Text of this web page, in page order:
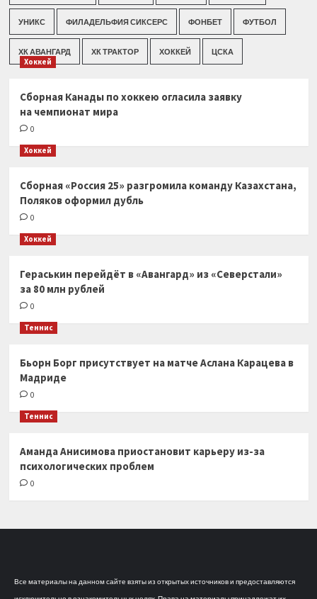
УНИКС ФИЛАДЕЛЬФИЯ СИКСЕРС ФОНБЕТ ФУТБОЛ
ХК АВАНГАРД ХК ТРАКТОР ХОККЕЙ ЦСКА
Хоккей
Сборная Канады по хоккею огласила заявку
на чемпионат мира
0
Хоккей
Сборная «Россия 25» разгромила команду Казахстана,
Поляков оформил дубль
0
Хоккей
Гераськин перейдёт в «Авангард» из «Северстали»
за 80 млн рублей
0
Теннис
Бьорн Борг присутствует на матче Аслана Карацева в
Мадриде
0
Теннис
Аманда Анисимова приостановит карьеру из-за
психологических проблем
0
Все материалы на данном сайте взяты из открытых источников и предоставляются